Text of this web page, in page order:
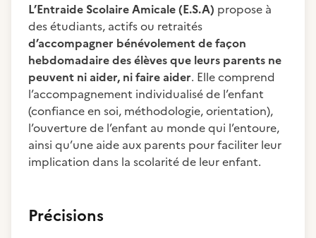
L’Entraide Scolaire Amicale (E.S.A) propose à
des étudiants, actifs ou retraités
d’accompagner bénévolement de façon
hebdomadaire des élèves que leurs parents ne
peuvent ni aider, ni faire aider. Elle comprend
l’accompagnement individualisé de l’enfant
(confiance en soi, méthodologie, orientation),
l’ouverture de l’enfant au monde qui l’entoure,
ainsi qu’une aide aux parents pour faciliter leur
implication dans la scolarité de leur enfant.
Précisions